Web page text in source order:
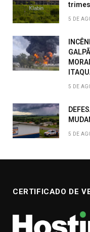
5 DE
5 DE
5 DE
CERTIFICADO DE